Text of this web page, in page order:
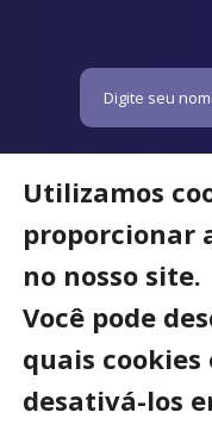
Utilizamos
proporcionar
no nosso site.
Você pode
quais cookies
desativá-los